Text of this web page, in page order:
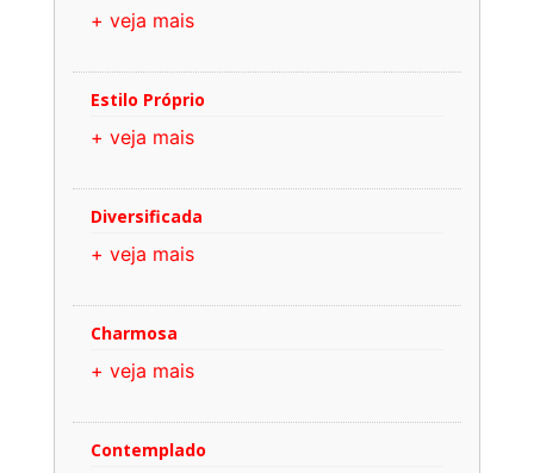
+ veja mais
Estilo Próprio
+ veja mais
Diversificada
+ veja mais
Charmosa
+ veja mais
Contemplado